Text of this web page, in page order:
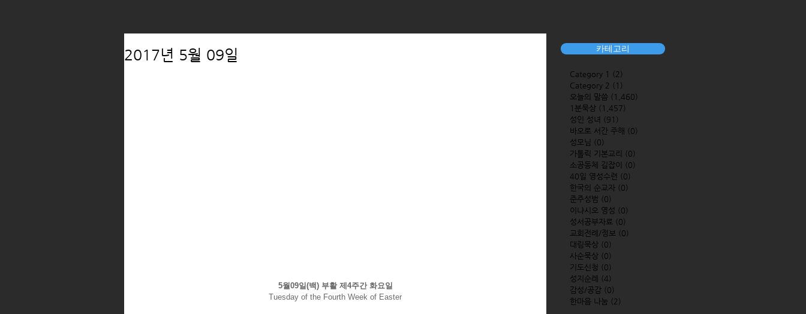
카테고리
Category 1 (2)
Category 2 (1)
오늘의 말씀 (1,460)
1분묵상 (1,457)
성인 성녀 (91)
바오로 서간 주해 (0)
성모님 (0)
가톨릭 기본교리 (0)
소공동체 길잡이
(0)
40일 영성수련 (0)
한국의 순교자 (0)
준주성범 (0)
이냐시오 영성 (0)
성서공부자료 (0)
교회전례/정보 (0)
대림묵상 (0)
사순묵상 (0)
기도신청 (0)
성지순례
(4)
감성/공감 (0)
한마음 나눔 (2)
2017년 5월 09일
5월09일(백) 부활 제4주간 화요일
Tuesday of the Fourth Week of Easter